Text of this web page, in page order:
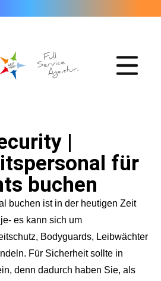
|
für
buchen
buchen ist in der heutigen Zeit
es kann sich um
Bodyguards, Leibwächter
Für Sicherheit sollte in
denn dadurch haben Sie, als